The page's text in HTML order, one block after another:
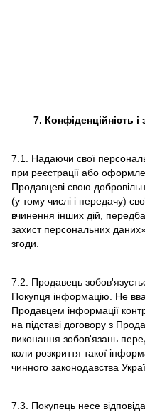
7. Конфіденційність
7.1. Надаючи свої
при реєстрації або
Продавцеві свою
(у тому числі і передачу)
вчинення інших дій,
захист персональних
згоди.
7.2. Продавець
Покупця інформацію. Не
Продавцем інформації
на підставі договору з
виконання зобов'язань
коли розкриття такої
чинного законодавства
7.3. Покупець несе